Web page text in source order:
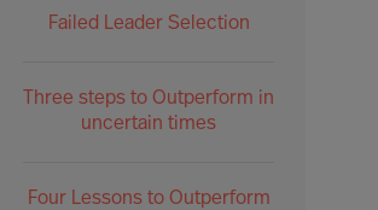
Failed Leader Selection
Three steps to Outperform in
uncertain times
Four Lessons to Outperform